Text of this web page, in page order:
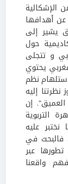
الإشكالية
عن أهدافها
يشير إلى
حول
و تتجلى
يحتوي
نظم
إليه
إن
التربوية
نختبر عليه
فالبحث في
عبر
واقعنا